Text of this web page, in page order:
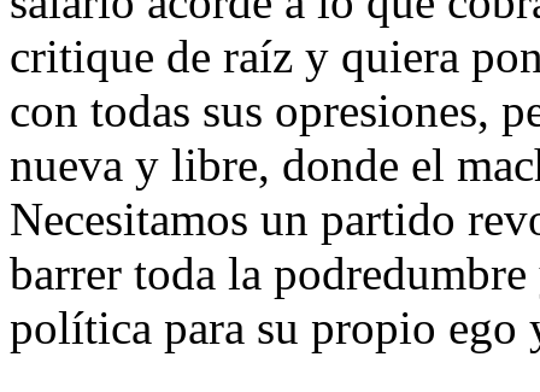
critique de raíz y quiera
con todas sus opresiones,
nueva y libre, donde el
Necesitamos un partido
barrer toda la
política para su propio ego